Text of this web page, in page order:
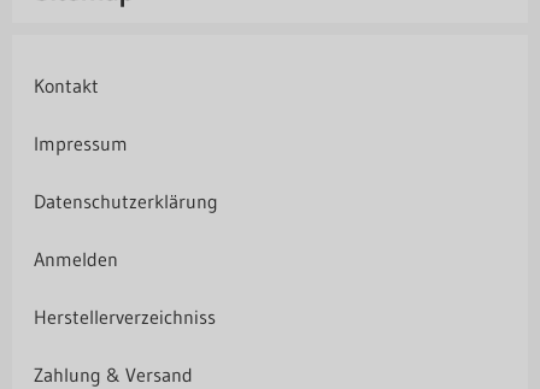
Kontakt
Impressum
Datenschutzerklärung
Anmelden
Herstellerverzeichniss
Zahlung & Versand